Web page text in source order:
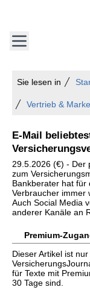
Sie lesen in
Vertrieb &
E-Mail
29.5.2026 (€) - Der
zum
Bankberater hat für
Verbraucher immer
Auch Social Media
anderer Kanäle an
Premium-
Dieser Artikel ist
für Texte mit
30 Tage sind.